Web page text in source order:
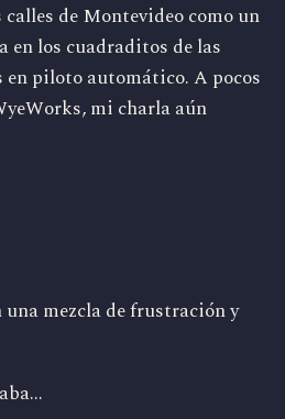
de Montevideo como un
los cuadraditos de las
en piloto automático. A pocos
mi charla aún
mezcla de frustración y